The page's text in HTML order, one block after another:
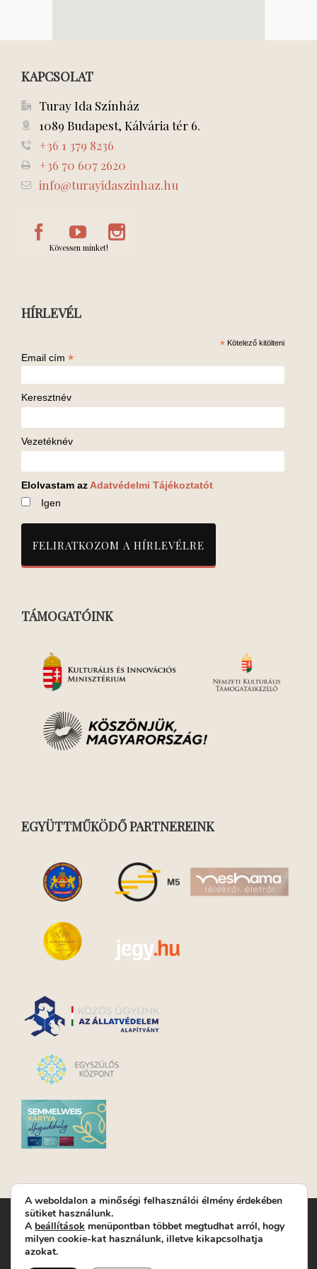
KAPCSOLAT
Turay Ida Színház
1089 Budapest, Kálvária tér 6.
+36 1 379 8236
+36 70 607 2620
info@turayidaszinhaz.hu
Kövessen minket!
HÍRLEVÉL
* Kötelező kitölteni
Email cím *
Keresztnév
Vezetéknév
Elolvastam az Adatvédelmi Tájékoztatót
Igen
TÁMOGATÓINK
EGYÜTTMŰKÖDŐ PARTNEREINK
Turay Ida Színház Közhasznú Nonprofit Kft. | Működési
helyszín: Turay Ida Színház 1089 Budapest, Kálvária tér 6. |
Levelezési cím: 1089 Budapest, Kálvária tér 14. | Titkárság:
A weboldalon a minőségi felhasználói élmény érdekében
sütiket használunk.
A beállítások menüpontban többet megtudhat arról, hogy
milyen cookie-kat használunk, illetve kikapcsolhatja
azokat.